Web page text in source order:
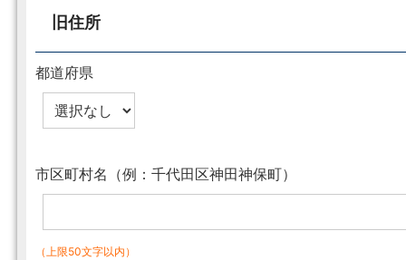
旧住所
都道府県
市区町村名（例：千代田区神田神保町）
（上限50文字以内）